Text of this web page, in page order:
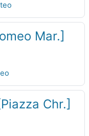
Mar.]
Chr.]